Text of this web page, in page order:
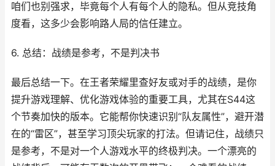
咱们也别强求，毕竟每个人有每个人的隐私。但从竞技角
度看，这多少会影响路人局的信任建立。
6. 总结：战绩是参考，不是判决书
最后总结一下。在王者荣耀里查好友或对手的战绩，是你
提升游戏理解、优化游戏体验的重要工具，尤其在S44这
个节奏加快的版本。它能帮你快速识别“队友属性”，避开潜
在的“雷区”，甚至学习顶尖玩家的打法。但请记住，战绩只
是参考，不是对一个人游戏水平的终极判决。一个漂亮的